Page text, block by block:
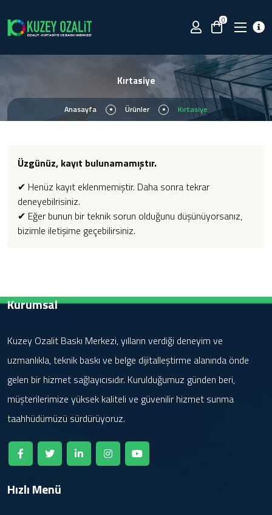
0
Kırtasiye
Anasayfa Ürünler Kırtasiye
Üzgünüz, kayıt bulunamamıştır.
✔ Henüz kayıt eklenmemiştir. Daha sonra tekrar
deneyebilrisiniz.
✔ Eğer bunun bir teknik sorun olduğunu düşünüyorsanız,
bizimle iletişime geçebilirsiniz.
Kurumsal
Kuzey Ozalit Baskı Merkezi, yılların verdiği deneyim ve
uzmanlıkla, teknik baskı ve belge dijitalleştirme alanında önde
gelen bir hizmet sağlayıcısıdır. Kurulduğumuz günden beri,
müşterilerimize yüksek kaliteli ve güvenilir hizmet sunma
taahhüdümüzü sürdürüyoruz.
Hızlı Menü